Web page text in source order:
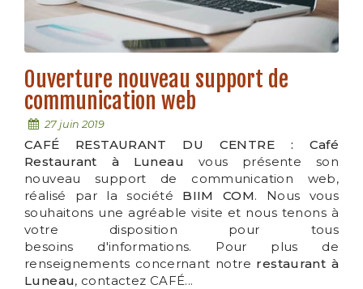
Ouverture nouveau support de
communication web
27 juin 2019
CAFÉ RESTAURANT DU CENTRE : Café
Restaurant à Luneau vous présente son
nouveau support de communication web,
réalisé par la société BIIM COM. Nous vous
souhaitons une agréable visite et nous tenons à
votre disposition pour tous
besoins d'informations. Pour plus de
renseignements concernant notre restaurant à
Luneau, contactez CAFÉ...